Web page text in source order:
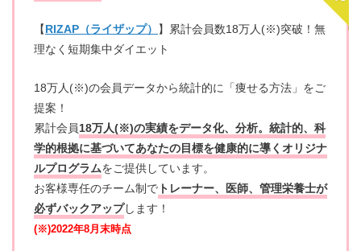
【RIZAP（ライザップ）
】累計会員数18万人(※)突破！無
理なく短期集中ダイエット
18万人(※)の会員データから統計的に「痩せる方法」をご
提案！
累計会員18万人(※)の実績をデータ化、分析。統計的、科
学的根拠に基づいてあなたの目標を健康的に導くオリジナ
ルプログラムをご提供しています。
お客様専任のチーム制で トレーナー、医師、管理栄養士が
必ずバックアップします！
(※)2022年8月末時点